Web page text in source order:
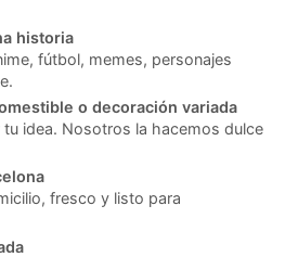
historia
fútbol, memes, personajes
o decoración variada
idea. Nosotros la hacemos dulce
fresco y listo para